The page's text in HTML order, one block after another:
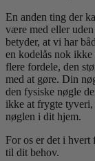
En anden ting der
være med eller uden
betyder, at vi har
en kodelås nok
flere fordele, den
med at gøre. Din
den fysiske nøgle
ikke at frygte
nøglen i dit hjem.
For os er det i hvert
til dit behov.